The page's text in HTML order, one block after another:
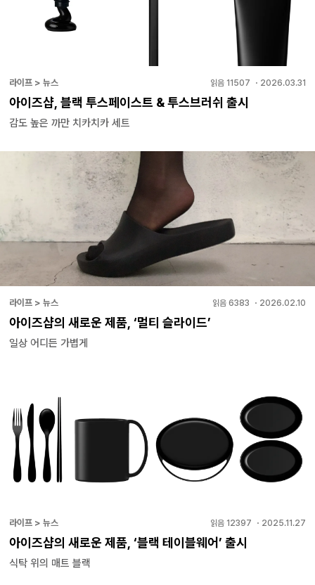
라이프 > 뉴스 읽음 11507 ・ 2026.03.31
아이즈샵, 블랙 투스페이스트 & 투스브러쉬 출시
감도 높은 까만 치카치카 세트
라이프 > 뉴스 읽음 6383 ・ 2026.02.10
아이즈샵의 새로운 제품, ‘멀티 슬라이드’
일상 어디든 가볍게
라이프 > 뉴스 읽음 12397 ・ 2025.11.27
아이즈샵의 새로운 제품, ‘블랙 테이블웨어’ 출시
식탁 위의 매트 블랙